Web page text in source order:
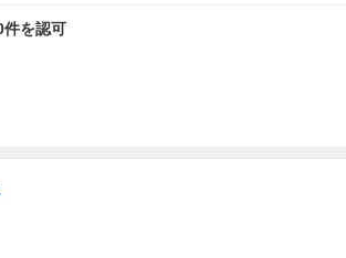
を認可